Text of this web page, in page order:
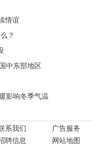
情谊
？
中东部地区
影响冬季气温
系我们
广告服务
聘信息 网站地图